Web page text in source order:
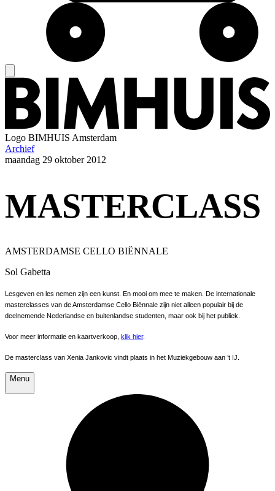
Logo BIMHUIS Amsterdam
Archief
maandag 29 oktober 2012
MASTERCLASS
AMSTERDAMSE CELLO BIËNNALE
Sol Gabetta
Lesgeven en les nemen zijn een kunst. En mooi om mee te maken. De internationale
masterclasses van de Amsterdamse Cello Biënnale zijn niet alleen populair bij de
deelnemende Nederlandse en buitenlandse studenten, maar ook bij het publiek.
Voor meer informatie en kaartverkoop, klik hier.
De masterclass van Xenia Jankovic vindt plaats in het Muziekgebouw aan ’t IJ.
Menu